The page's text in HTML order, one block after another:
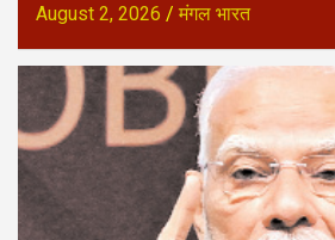
August 2, 2026 मंगल भारत